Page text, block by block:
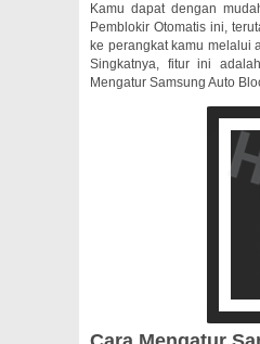
Kamu dapat dengan
Pemblokir Otomatis ini,
ke perangkat kamu melalui
Singkatnya, fitur ini
Mengatur Samsung Auto